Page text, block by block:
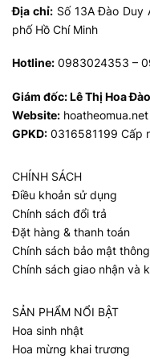
Địa chỉ: Số 13A Đào Duy
phố Hồ Chí Minh
Hotline: 0983024353 –
Giám đốc:Lê Thị Hoa Đào
Website: hoatheomua.net
GPKD: 0316581199 Cấp
CHÍNH SÁCH
Điều khoản sử dụng
Chính sách đổi trả
Đặt hàng & thanh toán
Chính sách bảo mật
Chính sách giao nhận và
SẢN PHẨM NỔI BẬT
Hoa sinh nhật
Hoa mừng khai trương